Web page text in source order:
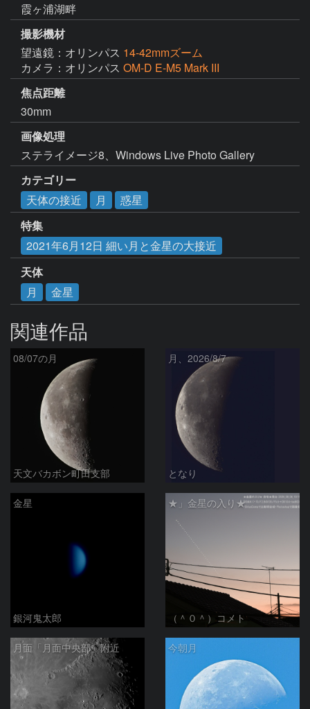
霞ヶ浦湖畔
撮影機材
望遠鏡：オリンパス 14-42mmズーム
カメラ：オリンパス OM-D E-M5 Mark III
焦点距離
30mm
画像処理
ステライメージ8、Windows Live Photo Gallery
カテゴリー
天体の接近
月
惑星
特集
2021年6月12日 細い月と金星の大接近
天体
月
金星
関連作品
08/07の月
天文バカボン町田支部
月、2026/8/7
となり
金星
銀河鬼太郎
★」金星の入り★
（＾０＾）コメト
月面「月面中央部」附近 今朝月